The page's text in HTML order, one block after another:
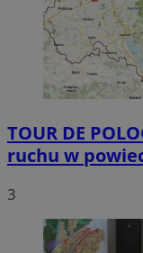
TOUR DE
ruchu w
3